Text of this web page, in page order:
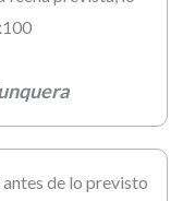
de lo previsto